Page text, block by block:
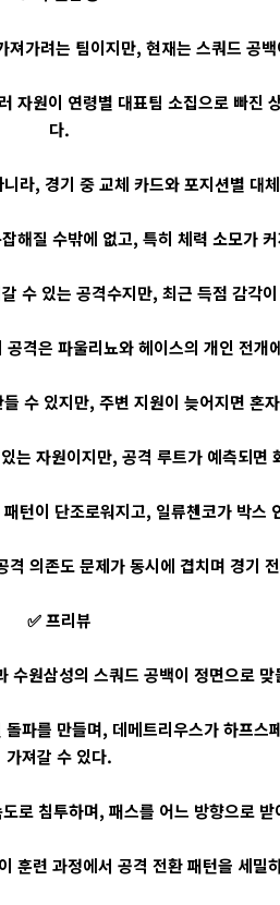
가려는 팀이지만, 현재는 스쿼드 공
원이 연령별 대표팀 소집으로 빠진
다.
라, 경기 중 교체 카드와 포지션별 대
해질 수밖에 없고, 특히 체력 소모가
수 있는 공격수지만, 최근 득점 감각
격은 파울리뇨와 헤이스의 개인 전
수 있지만, 주변 지원이 늦어지면 혼
는 자원이지만, 공격 루트가 예측되면
턴이 단조로워지고, 일류첸코가 박스
의존도 문제가 동시에 겹치며 경기
✅ 프리뷰
수원삼성의 스쿼드 공백이 정면으로
파를 만들며, 데메트리우스가 하프스
가져갈 수 있다.
로 침투하며, 패스를 어느 방향으로
훈련 과정에서 공격 전환 패턴을 세밀